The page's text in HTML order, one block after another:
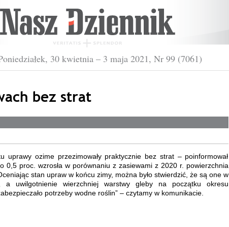
30 kwietnia – 3 maja 2021, Nr 99 (7061)
bez strat
uprawy ozime przezimowały praktycznie bez strat – poinformował
0,5 proc. wzrosła w porównaniu z zasiewami z 2020 r. powierzchnia
stan upraw w końcu zimy, można było stwierdzić, że są one w
a uwilgotnienie wierzchniej warstwy gleby na początku okresu
potrzeby wodne roślin” – czytamy w komunikacie.